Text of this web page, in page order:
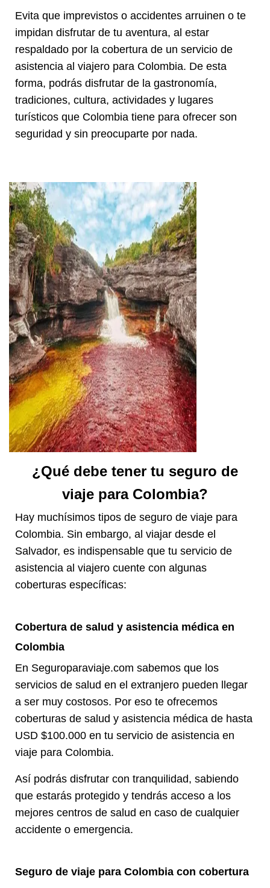
Evita que imprevistos o accidentes arruinen o te
impidan disfrutar de tu aventura, al estar
respaldado por la cobertura de un servicio de
asistencia al viajero para Colombia. De esta
forma, podrás disfrutar de la gastronomía,
tradiciones, cultura, actividades y lugares
turísticos que Colombia tiene para ofrecer son
seguridad y sin preocuparte por nada.
¿Qué debe tener tu seguro de
viaje para Colombia?
Hay muchísimos tipos de seguro de viaje para
Colombia. Sin embargo, al viajar desde el
Salvador, es indispensable que tu servicio de
asistencia al viajero cuente con algunas
coberturas específicas:
Cobertura de salud y asistencia médica en
Colombia
En Seguroparaviaje.com sabemos que los
servicios de salud en el extranjero pueden llegar
a ser muy costosos. Por eso te ofrecemos
coberturas de salud y asistencia médica de hasta
USD $100.000 en tu servicio de asistencia en
viaje para Colombia.
Así podrás disfrutar con tranquilidad, sabiendo
que estarás protegido y tendrás acceso a los
mejores centros de salud en caso de cualquier
accidente o emergencia.
Seguro de viaje para Colombia con cobertura